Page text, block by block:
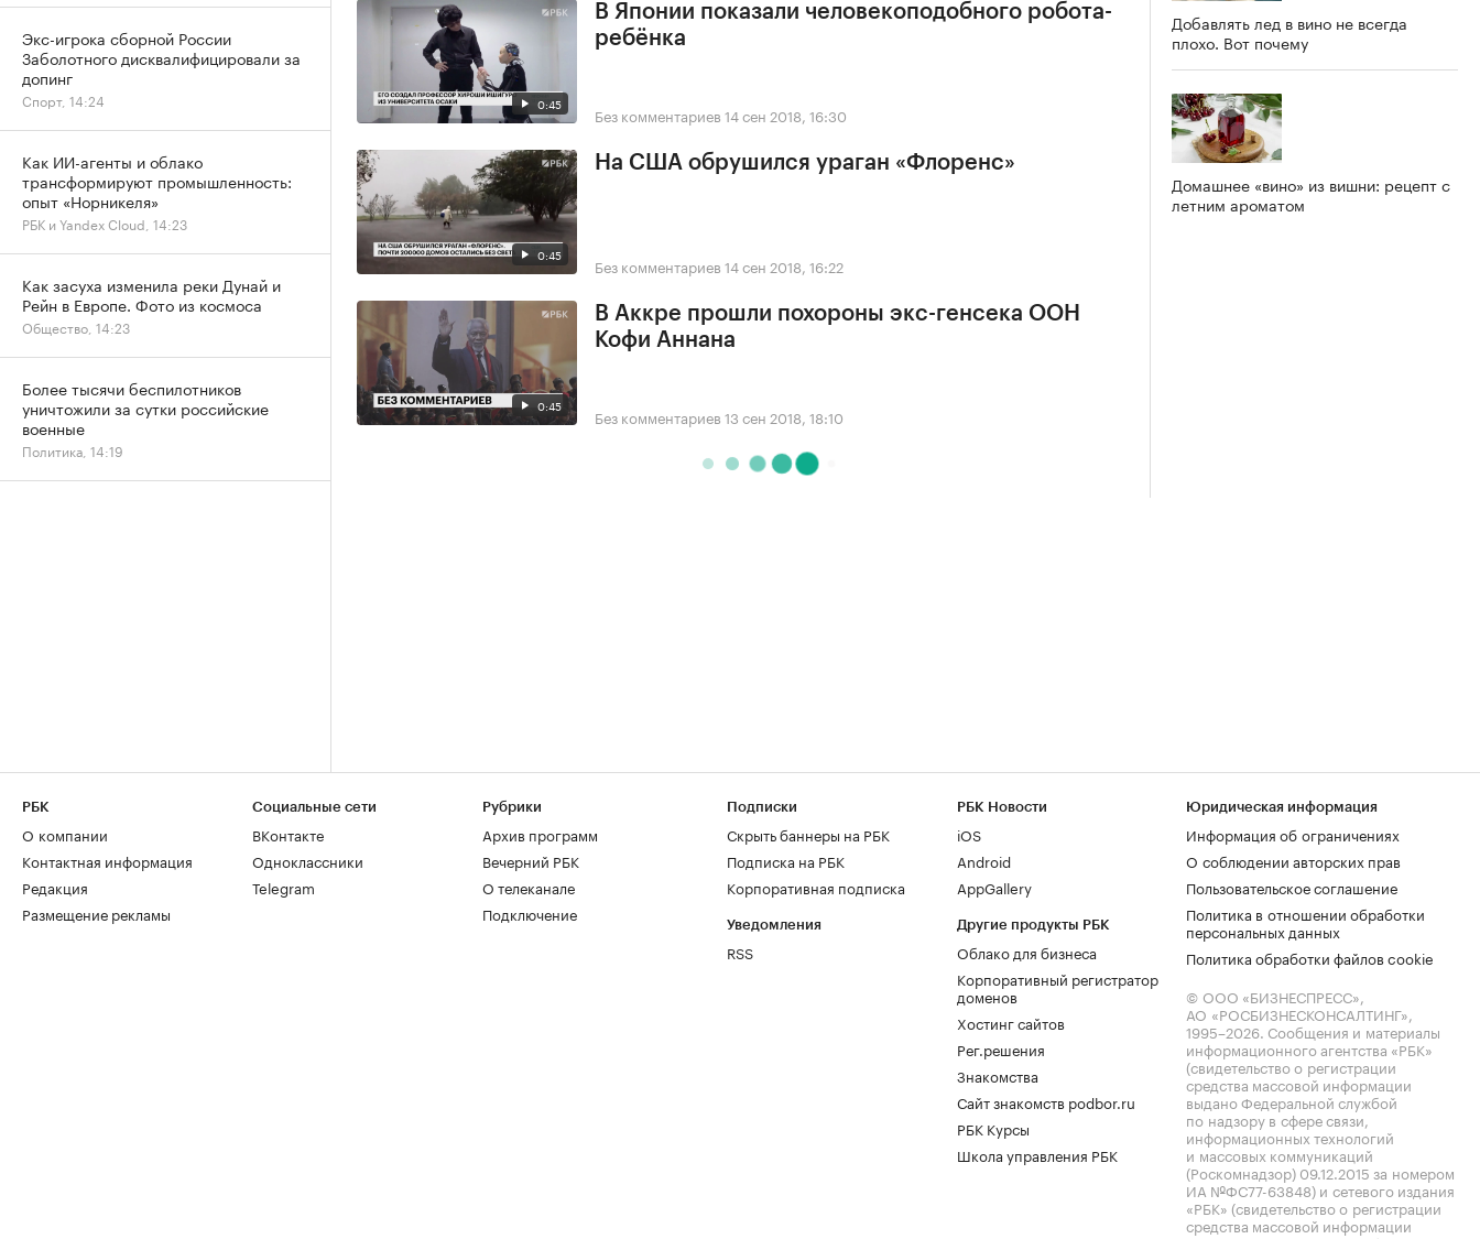
0:45
В Японии показали человекоподобного робота-
ребёнка
Без комментариев 14 сен 2018, 16:30
0:45
На США обрушился ураган «Флоренс»
Без комментариев 14 сен 2018, 16:22
0:45
В Аккре прошли похороны экс-генсека ООН
Кофи Аннана
Без комментариев 13 сен 2018, 18:10
Добавлять лед в вино не всегда
плохо. Вот почему
Домашнее «вино» из вишни: рецепт с
летним ароматом
Экс-игрока сборной России
Заболотного дисквалифицировали за
допинг
Спорт, 14:24
Как ИИ-агенты и облако
трансформируют промышленность:
опыт «Норникеля»
РБК и Yandex Cloud, 14:23
Как засуха изменила реки Дунай и
Рейн в Европе. Фото из космоса
Общество, 14:23
Более тысячи беспилотников
уничтожили за сутки российские
военные
Политика, 14:19
РБК
О компании
Контактная информация
Редакция
Размещение рекламы
Социальные сети
ВКонтакте
Одноклассники
Telegram
Рубрики
Архив программ
Вечерний РБК
О телеканале
Подключение
Подписки
Скрыть баннеры на РБК
Подписка на РБК
Корпоративная подписка
Уведомления
RSS
РБК Новости
iOS
Android
AppGallery
Другие продукты РБК
Облако для бизнеса
Корпоративный регистратор
доменов
Хостинг сайтов
Рег.решения
Знакомства
Сайт знакомств podbor.ru
РБК Курсы
Школа управления РБК
Юридическая информация
Информация об ограничениях
О соблюдении авторских прав
Пользовательское соглашение
Политика в отношении обработки
персональных данных
Политика обработки файлов cookie
© ООО «БИЗНЕСПРЕСС»,
АО «РОСБИЗНЕСКОНСАЛТИНГ»,
1995–2026. Сообщения и материалы
информационного агентства «РБК»
(свидетельство о регистрации
средства массовой информации
выдано Федеральной службой
по надзору в сфере связи,
информационных технологий
и массовых коммуникаций
(Роскомнадзор) 09.12.2015 за номером
ИА №ФС77-63848) и сетевого издания
«РБК» (свидетельство о регистрации
средства массовой информации